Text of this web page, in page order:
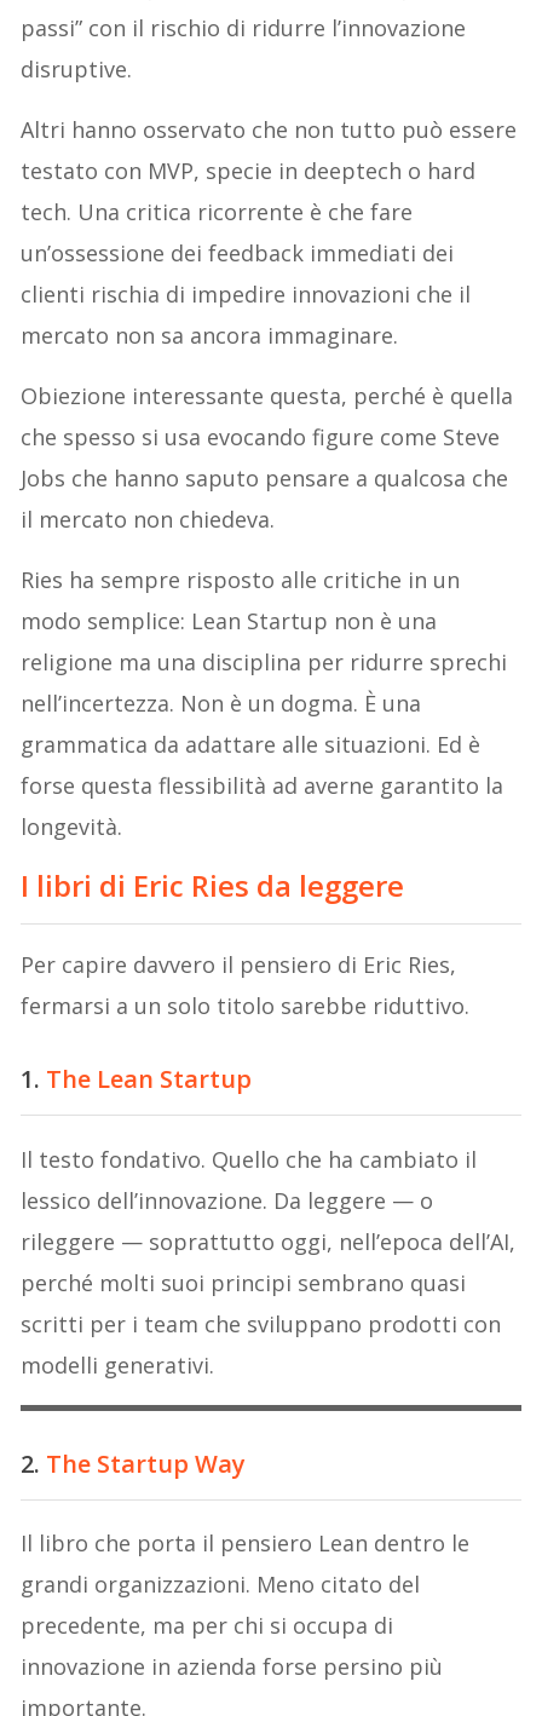
passi” con il rischio di ridurre l’innovazione
disruptive.
Altri hanno osservato che non tutto può essere
testato con MVP, specie in deeptech o hard
tech. Una critica ricorrente è che fare
un’ossessione dei feedback immediati dei
clienti rischia di impedire innovazioni che il
mercato non sa ancora immaginare.
Obiezione interessante questa, perché è quella
che spesso si usa evocando figure come Steve
Jobs che hanno saputo pensare a qualcosa che
il mercato non chiedeva.
Ries ha sempre risposto alle critiche in un
modo semplice: Lean Startup non è una
religione ma una disciplina per ridurre sprechi
nell’incertezza. Non è un dogma. È una
grammatica da adattare alle situazioni. Ed è
forse questa flessibilità ad averne garantito la
longevità.
I libri di Eric Ries da leggere
Per capire davvero il pensiero di Eric Ries,
fermarsi a un solo titolo sarebbe riduttivo.
1. The Lean Startup
Il testo fondativo. Quello che ha cambiato il
lessico dell’innovazione. Da leggere — o
rileggere — soprattutto oggi, nell’epoca dell’AI,
perché molti suoi principi sembrano quasi
scritti per i team che sviluppano prodotti con
modelli generativi.
2. The Startup Way
Il libro che porta il pensiero Lean dentro le
grandi organizzazioni. Meno citato del
precedente, ma per chi si occupa di
innovazione in azienda forse persino più
importante.